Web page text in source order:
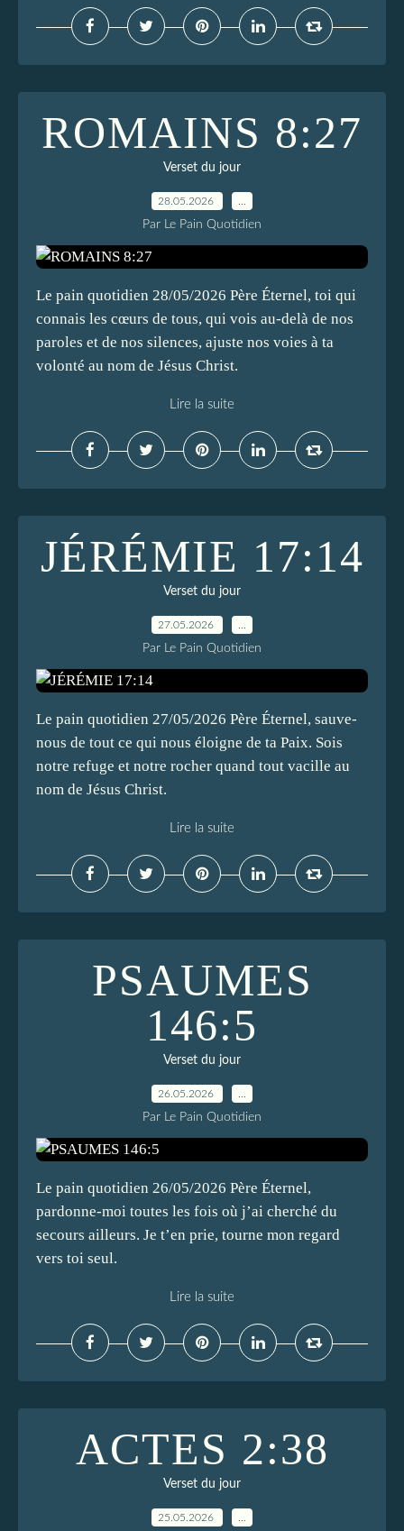
ROMAINS 8:27
Verset du jour
28.05.2026
Par Le Pain Quotidien
Le pain quotidien 28/05/2026 Père Éternel, toi qui
connais les cœurs de tous, qui vois au-delà de nos
paroles et de nos silences, ajuste nos voies à ta
volonté au nom de Jésus Christ.
Lire la suite
JÉRÉMIE 17:14
Verset du jour
27.05.2026
Par Le Pain Quotidien
Le pain quotidien 27/05/2026 Père Éternel, sauve-
nous de tout ce qui nous éloigne de ta Paix. Sois
notre refuge et notre rocher quand tout vacille au
nom de Jésus Christ.
Lire la suite
PSAUMES
146:5
Verset du jour
26.05.2026
Par Le Pain Quotidien
Le pain quotidien 26/05/2026 Père Éternel,
pardonne-moi toutes les fois où j’ai cherché du
secours ailleurs. Je t’en prie, tourne mon regard
vers toi seul.
Lire la suite
ACTES 2:38
Verset du jour
25.05.2026